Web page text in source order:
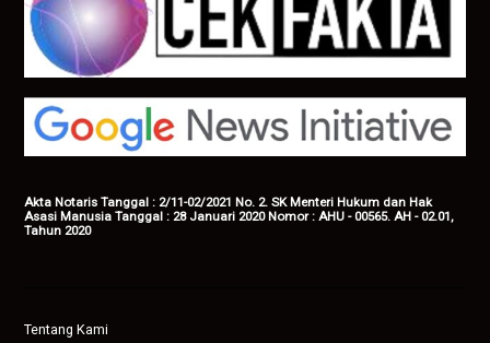
Akta Notaris Tanggal : 2/11-02/2021 No. 2. SK Menteri Hukum dan Hak
Asasi Manusia Tanggal : 28 Januari 2020 Nomor : AHU - 00565. AH - 02.01,
Tahun 2020
Tentang Kami